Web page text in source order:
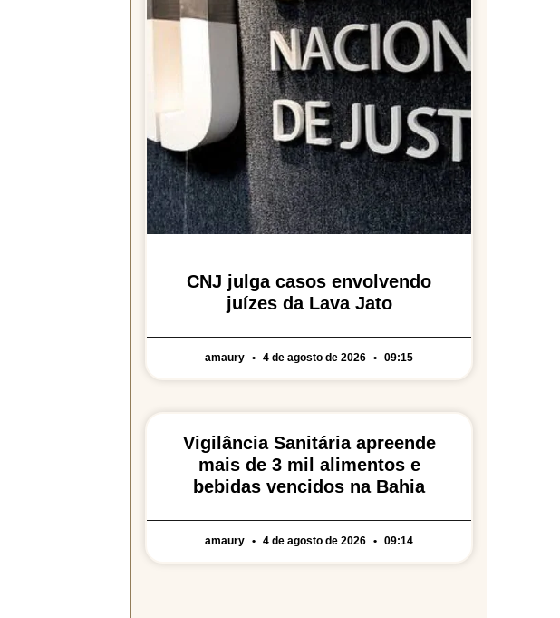
CNJ julga casos envolvendo
juízes da Lava Jato
amaury 4 de agosto de 2026 09:15
Vigilância Sanitária apreende
mais de 3 mil alimentos e
bebidas vencidos na Bahia
amaury 4 de agosto de 2026 09:14